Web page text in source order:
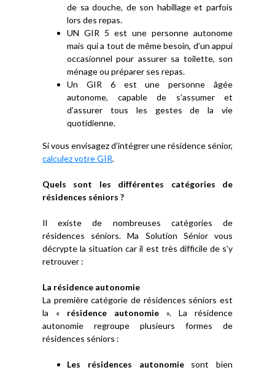
de sa douche, de son habillage et parfois
lors des repas.
UN GIR 5 est une personne autonome
mais qui a tout de même besoin, d’un appui
occasionnel pour assurer sa toilette, son
ménage ou préparer ses repas.
Un GIR 6 est une personne âgée
autonome, capable de s’assumer et
d’assurer tous les gestes de la vie
quotidienne.
Si vous envisagez d’intégrer une résidence sénior,
calculez votre GIR.
Quels sont les différentes catégories de
résidences séniors ?
Il existe de nombreuses catégories de
résidences séniors. Ma Solution Sénior vous
décrypte la situation car il est très difficile de s’y
retrouver :
La résidence autonomie
La première catégorie de résidences séniors est
la « résidence autonomie ». La résidence
autonomie regroupe plusieurs formes de
résidences séniors :
Les résidences autonomiesont bien